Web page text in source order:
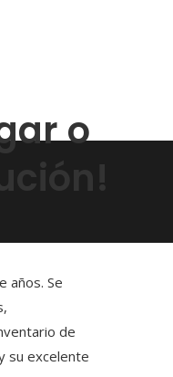
o
años. Se
de
su excelente